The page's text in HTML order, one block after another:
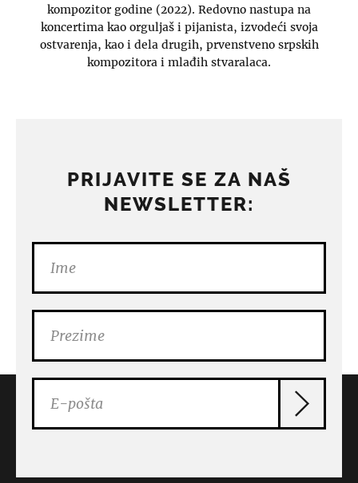
kompozitor godine (2022). Redovno nastupa na
koncertima kao orguljaš i pijanista, izvodeći svoja
ostvarenja, kao i dela drugih, prvenstveno srpskih
kompozitora i mlađih stvaralaca.
PRIJAVITE SE ZA NAŠ
NEWSLETTER: